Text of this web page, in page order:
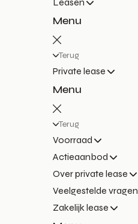
Leasen
Menu
Terug
Private lease
Menu
Terug
Voorraad
Actieaanbod
Over private lease
Veelgestelde vragen
Zakelijk lease